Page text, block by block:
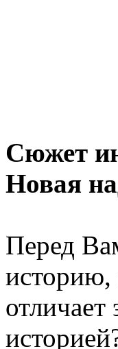
Сюжет
Новая
Перед
отличает